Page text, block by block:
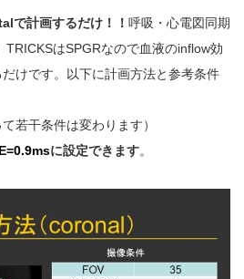
で計画するだけ！！ 呼吸・心電図同期
TRICKSはSPGRなので血液のinflow効
けです。以下に計画方法と参考条件
若干条件は変わります）
に設定できます。